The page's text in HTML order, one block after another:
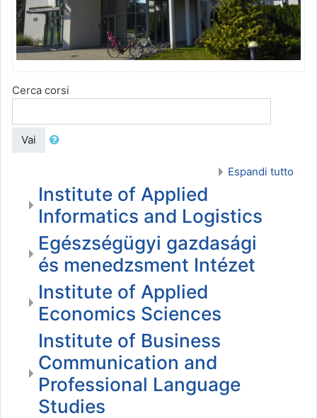
Cerca corsi
Vai
Espandi tutto
Institute of Applied
Informatics and Logistics
Egészségügyi gazdasági
és menedzsment Intézet
Institute of Applied
Economics Sciences
Institute of Business
Communication and
Professional Language
Studies